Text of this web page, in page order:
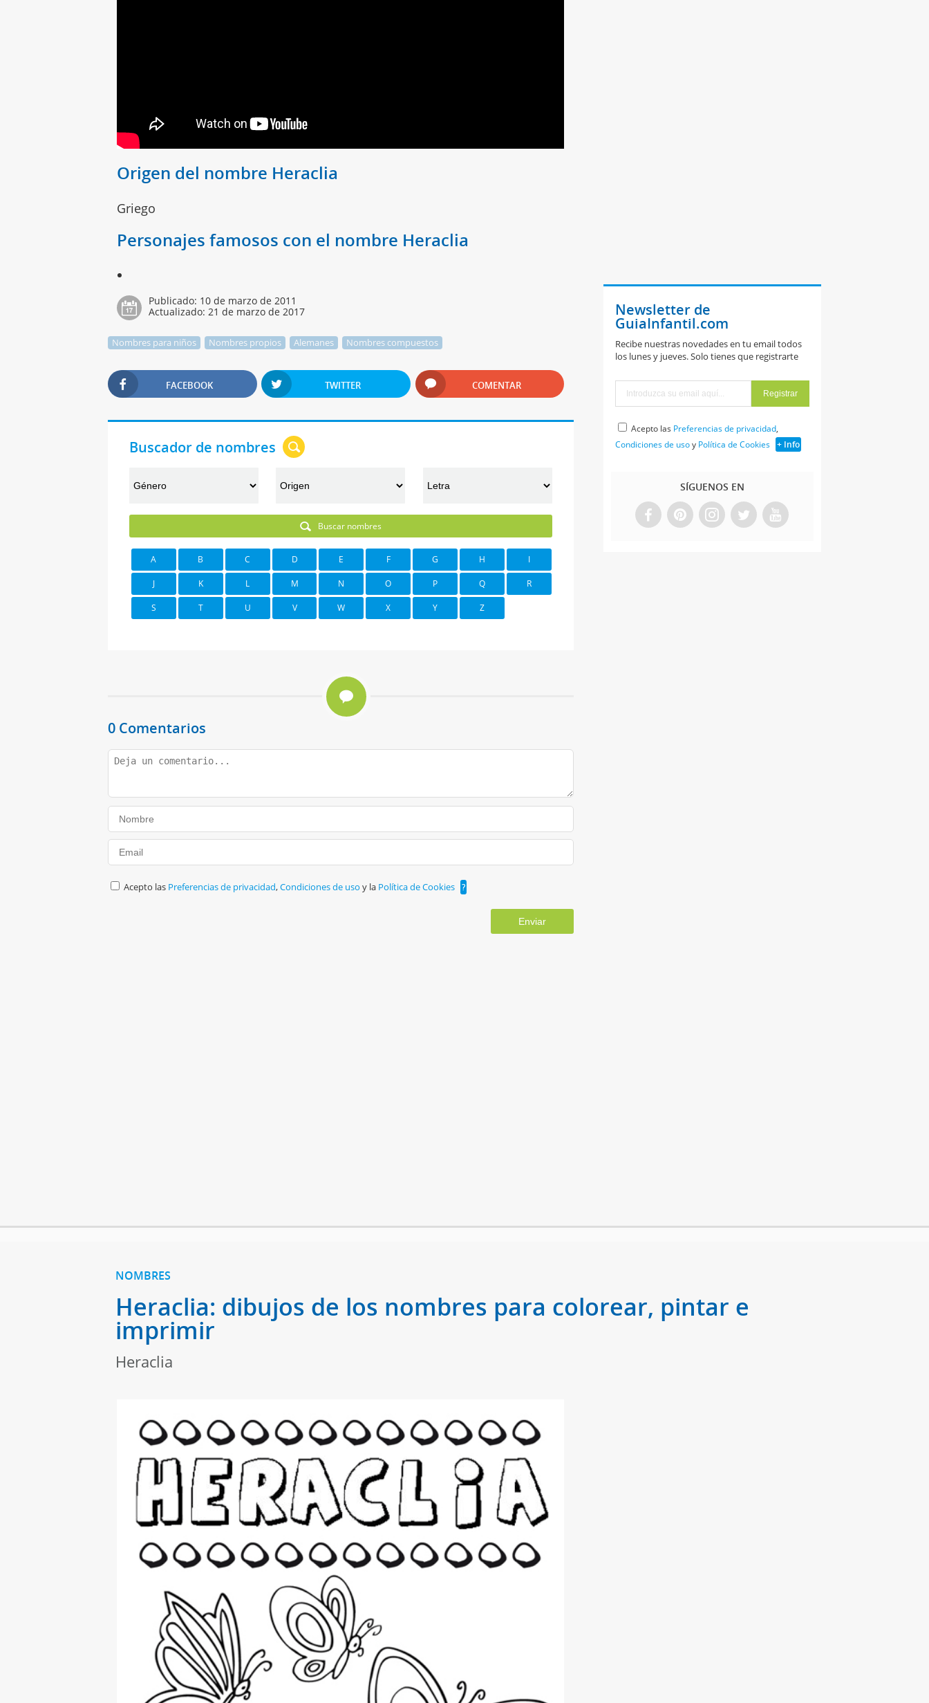
Origen del nombre Heraclia
Griego
Personajes famosos con el nombre Heraclia
Publicado: 10 de marzo de 2011
Actualizado: 21 de marzo de 2017
Nombres para niños Nombres propios Alemanes Nombres compuestos
FACEBOOK TWITTER COMENTAR
Buscador de nombres
Buscar nombres
A B C D E F G H I
J K L M N O P Q R
S T U V W X Y Z
0 Comentarios
Acepto las Preferencias de privacidad,Condiciones de uso y la Política de Cookies ?
Enviar
Newsletter de
GuiaInfantil.com
Recibe nuestras novedades en tu email todos
los lunes y jueves. Solo tienes que registrarte
Acepto las Preferencias de privacidad,
Condiciones de usoy Política de Cookies + Info
SÍGUENOS EN
NOMBRES
Heraclia: dibujos de los nombres para colorear, pintar e
imprimir
Heraclia